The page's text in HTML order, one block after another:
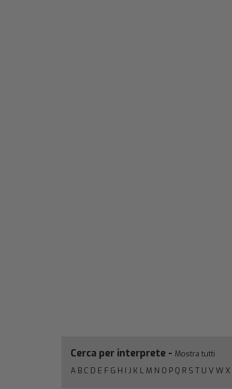
Cerca per interprete - Mostra tutti
A B C D E F G H I J K L M N O P Q R S T U V W X